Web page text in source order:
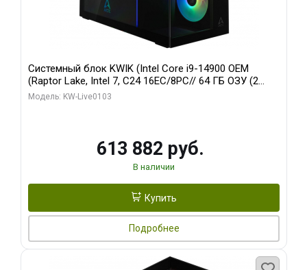
Системный блок KWIK (Intel Core i9-14900 OEM
(Raptor Lake, Intel 7, C24 16EC/8PC// 64 ГБ ОЗУ (2
модуля)/ Afox RTX4090 24GB GDDR6X 384-Bit 3xDP
Модель: KW-Live0103
613 882 руб.
В наличии
Купить
Подробнее